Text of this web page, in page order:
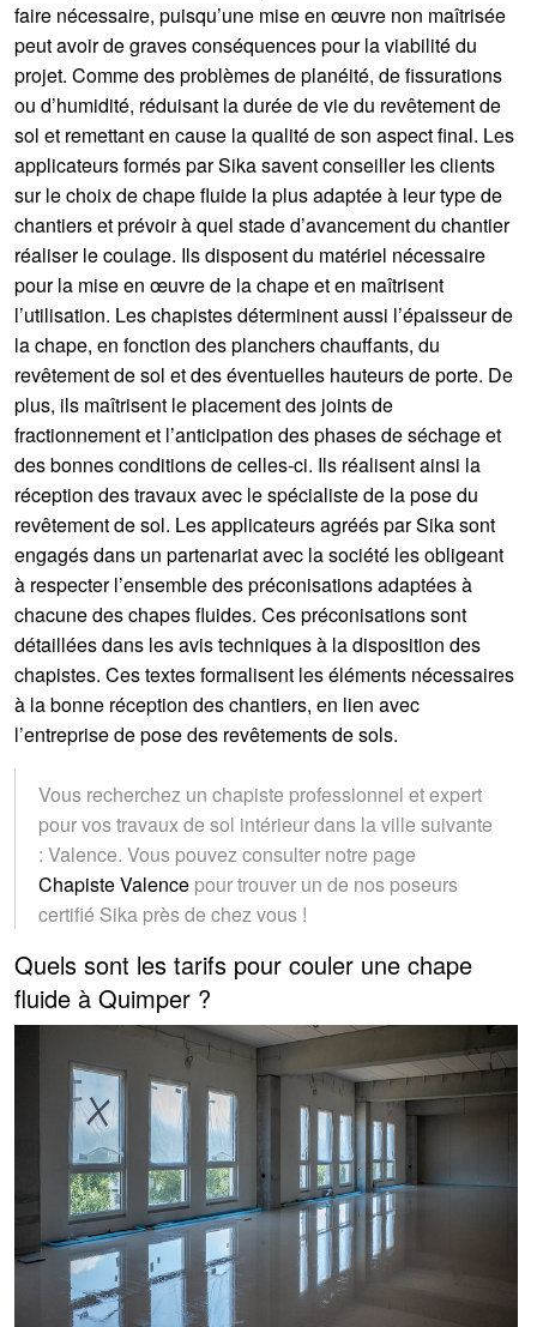
faire nécessaire, puisqu’une mise en œuvre non maîtrisée
peut avoir de graves conséquences pour la viabilité du
projet. Comme des problèmes de planéité, de fissurations
ou d’humidité, réduisant la durée de vie du revêtement de
sol et remettant en cause la qualité de son aspect final. Les
applicateurs formés par Sika savent conseiller les clients
sur le choix de chape fluide la plus adaptée à leur type de
chantiers et prévoir à quel stade d’avancement du chantier
réaliser le coulage. Ils disposent du matériel nécessaire
pour la mise en œuvre de la chape et en maîtrisent
l’utilisation. Les chapistes déterminent aussi l’épaisseur de
la chape, en fonction des planchers chauffants, du
revêtement de sol et des éventuelles hauteurs de porte. De
plus, ils maîtrisent le placement des joints de
fractionnement et l’anticipation des phases de séchage et
des bonnes conditions de celles-ci. Ils réalisent ainsi la
réception des travaux avec le spécialiste de la pose du
revêtement de sol. Les applicateurs agréés par Sika sont
engagés dans un partenariat avec la société les obligeant
à respecter l’ensemble des préconisations adaptées à
chacune des chapes fluides. Ces préconisations sont
détaillées dans les avis techniques à la disposition des
chapistes. Ces textes formalisent les éléments nécessaires
à la bonne réception des chantiers, en lien avec
l’entreprise de pose des revêtements de sols.
Vous recherchez un chapiste professionnel et expert
pour vos travaux de sol intérieur dans la ville suivante
: Valence. Vous pouvez consulter notre page
Chapiste Valence pour trouver un de nos poseurs
certifié Sika près de chez vous !
Quels sont les tarifs pour couler une chape
fluide à Quimper ?